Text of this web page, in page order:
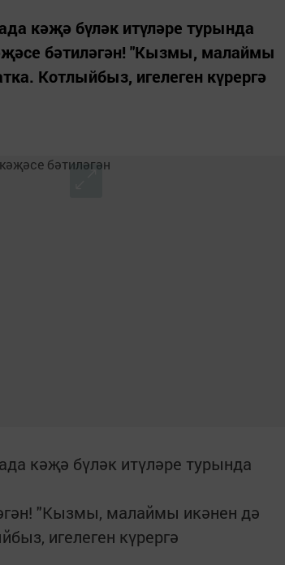
кәҗә бүләк итүләре турында
бәтиләгән! "Кызмы, малаймы
Котлыйбыз, игелеген күрергә
кәҗә бүләк итүләре турында
"Кызмы, малаймы икәнен дә
игелеген күрергә